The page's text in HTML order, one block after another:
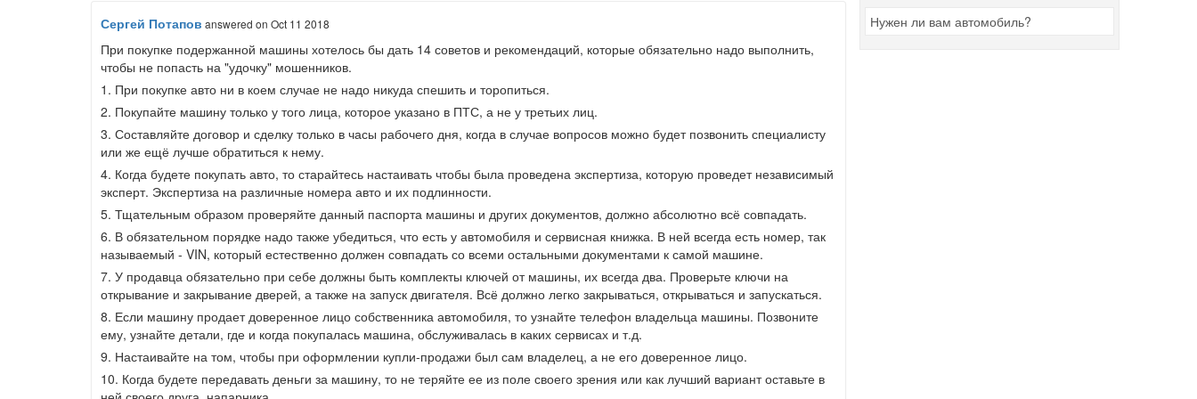
Сергей Потапов answered on Oct 11 2018
При покупке подержанной машины хотелось бы дать 14 советов и рекомендаций, которые обязательно надо выполнить,
чтобы не попасть на "удочку" мошенников.
1. При покупке авто ни в коем случае не надо никуда спешить и торопиться.
2. Покупайте машину только у того лица, которое указано в ПТС, а не у третьих лиц.
3. Составляйте договор и сделку только в часы рабочего дня, когда в случае вопросов можно будет позвонить специалисту
или же ещё лучше обратиться к нему.
4. Когда будете покупать авто, то старайтесь настаивать чтобы была проведена экспертиза, которую проведет независимый
эксперт. Экспертиза на различные номера авто и их подлинности.
5. Тщательным образом проверяйте данный паспорта машины и других документов, должно абсолютно всё совпадать.
6. В обязательном порядке надо также убедиться, что есть у автомобиля и сервисная книжка. В ней всегда есть номер, так
называемый - VIN, который естественно должен совпадать со всеми остальными документами к самой машине.
7. У продавца обязательно при себе должны быть комплекты ключей от машины, их всегда два. Проверьте ключи на
открывание и закрывание дверей, а также на запуск двигателя. Всё должно легко закрываться, открываться и запускаться.
8. Если машину продает доверенное лицо собственника автомобиля, то узнайте телефон владельца машины. Позвоните
ему, узнайте детали, где и когда покупалась машина, обслуживалась в каких сервисах и т.д.
9. Настаивайте на том, чтобы при оформлении купли-продажи был сам владелец, а не его доверенное лицо.
10. Когда будете передавать деньги за машину, то не теряйте ее из поле своего зрения или как лучший вариант оставьте в
Нужен ли вам автомобиль?